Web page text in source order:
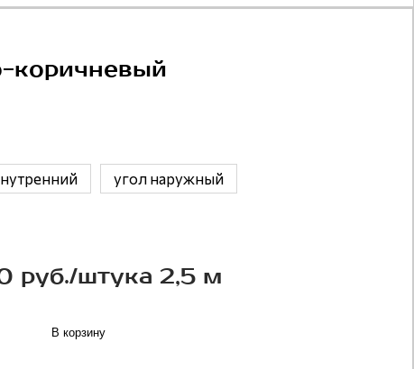
коричневый
угол наружный
руб./штука 2,5 м
В корзину